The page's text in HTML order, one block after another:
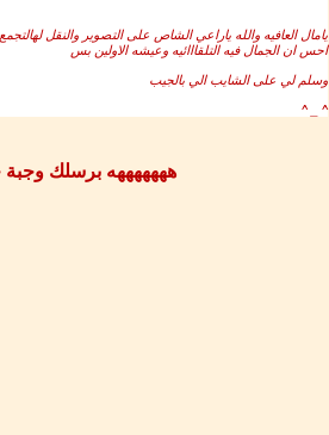
يامال العافيه والله ياراعي الشاص على التصوير والنقل لهالتجمع
احس ان الجمال فيه التلقااائيه وعيشه الاولين بس
وسلم لي على الشايب الي بالجيب
^ _ ^
هههههههه برسلك